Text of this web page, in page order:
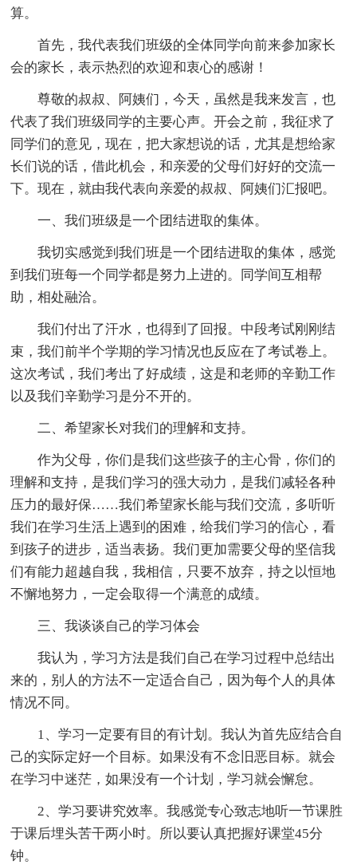
算。
首先，我代表我们班级的全体同学向前来参加家长
会的家长，表示热烈的欢迎和衷心的感谢！
尊敬的叔叔、阿姨们，今天，虽然是我来发言，也
代表了我们班级同学的主要心声。开会之前，我征求了
同学们的意见，现在，把大家想说的话，尤其是想给家
长们说的话，借此机会，和亲爱的父母们好好的交流一
下。现在，就由我代表向亲爱的叔叔、阿姨们汇报吧。
一、我们班级是一个团结进取的集体。
我切实感觉到我们班是一个团结进取的集体，感觉
到我们班每一个同学都是努力上进的。同学间互相帮
助，相处融洽。
我们付出了汗水，也得到了回报。中段考试刚刚结
束，我们前半个学期的学习情况也反应在了考试卷上。
这次考试，我们考出了好成绩，这是和老师的辛勤工作
以及我们辛勤学习是分不开的。
二、希望家长对我们的理解和支持。
作为父母，你们是我们这些孩子的主心骨，你们的
理解和支持，是我们学习的强大动力，是我们减轻各种
压力的最好保……我们希望家长能与我们交流，多听听
我们在学习生活上遇到的困难，给我们学习的信心，看
到孩子的进步，适当表扬。我们更加需要父母的坚信我
们有能力超越自我，我相信，只要不放弃，持之以恒地
不懈地努力，一定会取得一个满意的成绩。
三、我谈谈自己的学习体会
我认为，学习方法是我们自己在学习过程中总结出
来的，别人的方法不一定适合自己，因为每个人的具体
情况不同。
1、学习一定要有目的有计划。我认为首先应结合自
己的实际定好一个目标。如果没有不念旧恶目标。就会
在学习中迷茫，如果没有一个计划，学习就会懈怠。
2、学习要讲究效率。我感觉专心致志地听一节课胜
于课后埋头苦干两小时。所以要认真把握好课堂45分
钟。